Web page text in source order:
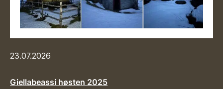
23.07.2026
Giellabeassi høsten 2025